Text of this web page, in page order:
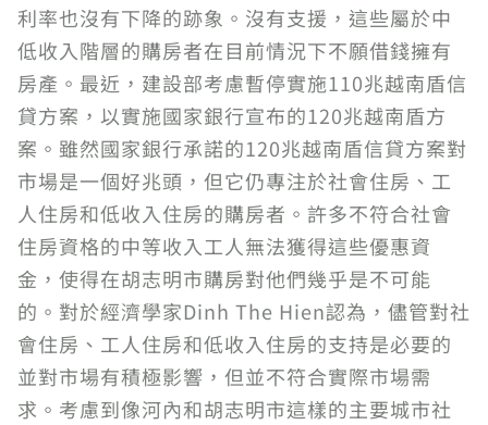
利率也沒有下降的跡象。沒有支援，這些屬於中
低收入階層的購房者在目前情況下不願借錢擁有
房產。最近，建設部考慮暫停實施110兆越南盾信
貸方案，以實施國家銀行宣布的120兆越南盾方
案。雖然國家銀行承諾的120兆越南盾信貸方案對
市場是一個好兆頭，但它仍專注於社會住房、工
人住房和低收入住房的購房者。許多不符合社會
住房資格的中等收入工人無法獲得這些優惠資
金，使得在胡志明市購房對他們幾乎是不可能
的。對於經濟學家Dinh The Hien認為，儘管對社
會住房、工人住房和低收入住房的支持是必要的
並對市場有積極影響，但並不符合實際市場需
求。考慮到像河內和胡志明市這樣的主要城市社